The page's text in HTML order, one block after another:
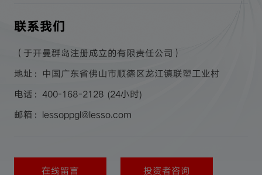
联系我们
（于开曼群岛注册成立的有限责任公司）
地址：中国广东省佛山市顺德区龙江镇联塑工业村
电话：400-168-2128 (24小时)
邮箱：lessoppgl@lesso.com
在线留言 投资者咨询